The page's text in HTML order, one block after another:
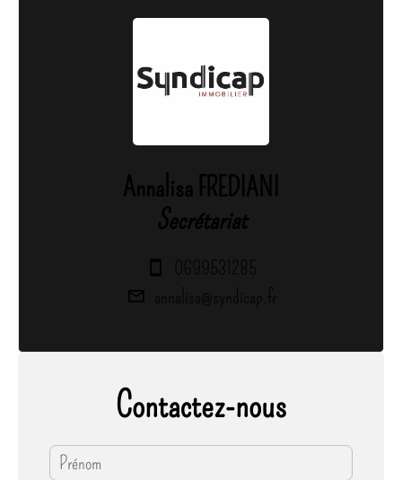
Annalisa FREDIANI
Secrétariat
0699531285
annalisa@syndicap.fr
Contactez-nous